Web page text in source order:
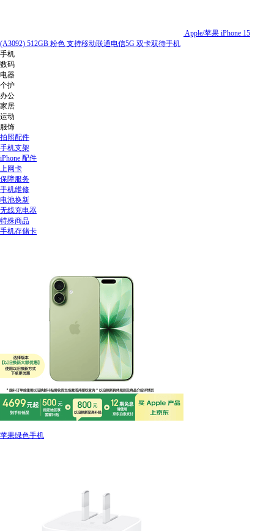
Apple/苹果 iPhone 15
(A3092) 512GB 粉色 支持移动联通电信5G 双卡双待手机
手机
数码
电器
个护
办公
家居
运动
服饰
拍照配件
手机支架
iPhone 配件
上网卡
保障服务
手机维修
电池换新
无线充电器
特殊商品
手机存储卡
苹果绿色手机